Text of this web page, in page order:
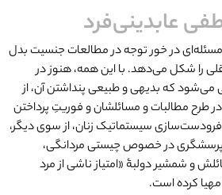
عابدینی‌فرد
در خور توجه در مطالعات جنسیت بدل
را شکل می‌دهد. با این همه، هنوز در
می‌شود که بدیهی و طبیعی پنداشتن آن، از
طرح مطالبات و مسائلشان و فوریتِ پرداختن
فرودست‌سازی سیستماتیک‌ زنان، از سوی دیگر،
پرسشگری در خصوص چیستی مردانگی،
و شمشیر دو‌لبۀ «امتیاز ناشی از مرد
مهیا کرده است.